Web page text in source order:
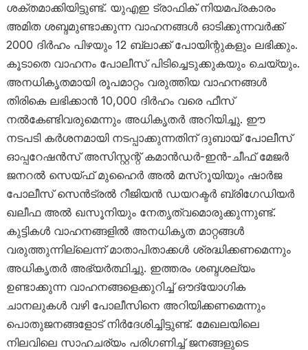
ശക്തമാക്കിയിട്ടുണ്ട്. യുഎഇ ട്രാഫിക് നിയമപ്രകാരം
അമിത ശബ്ദമുണ്ടാക്കുന്ന വാഹനങ്ങൾ ഓടിക്കുന്നവർക്ക്
2000 ദിർഹം പിഴയും 12 ബ്ലാക്ക് പോയിന്റുകളും ലഭിക്കും.
കൂടാതെ വാഹനം പോലീസ് പിടിച്ചെടുക്കുകയും ചെയ്യും.
അനധികൃതമായി രൂപമാറ്റം വരുത്തിയ വാഹനങ്ങൾ
തിരികെ ലഭിക്കാൻ 10,000 ദിർഹം വരെ ഫീസ്
നൽകേണ്ടിവരുമെന്നും അധികൃതർ അറിയിച്ചു. ഈ
നടപടി കർശനമായി നടപ്പാക്കുന്നതിന് ദുബായ് പോലീസ്
ഓപ്പറേഷൻസ് അസിസ്റ്റന്റ് കമാൻഡർ-ഇൻ-ചീഫ് മേജർ
ജനറൽ സെയ്ഫ് മുഹൈർ അൽ മസ്‌റൂയിയും ഷാർജ
പോലീസ് സെൻട്രൽ റീജിയൻ ഡയറക്ടർ ബ്രിഗേഡിയർ
ഖലീഫ അൽ ഖസൂനിയും നേതൃത്വമൊരുക്കുന്നുണ്ട്.
കുട്ടികൾ വാഹനങ്ങളിൽ അനധികൃത മാറ്റങ്ങൾ
വരുത്തുന്നില്ലെന്ന് മാതാപിതാക്കൾ ശ്രദ്ധിക്കണമെന്നും
അധികൃതർ അഭ്യർത്ഥിച്ചു. ഇത്തരം ശബ്ദശല്യം
ഉണ്ടാക്കുന്ന വാഹനങ്ങളെക്കുറിച്ച് ഔദ്യോഗിക
ചാനലുകൾ വഴി പോലീസിനെ അറിയിക്കണമെന്നും
പൊതുജനങ്ങളോട് നിർദേശിച്ചിട്ടുണ്ട്. മേഖലയിലെ
നിലവിലെ സാഹചര്യം പരിഗണിച്ച് ജനങ്ങളുടെ